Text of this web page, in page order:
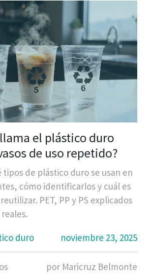
el plástico duro
de uso repetido?
tipos de plástico duro se usan en
cómo identificarlos y cuál es
PET, PP y PS explicados
duro
noviembre 23, 2025
por Maricruz Belmonte